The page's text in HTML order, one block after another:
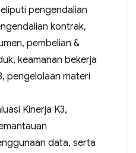
pengendalian
kontrak,
pembelian &
keamanan bekerja
pengelolaan materi
Kinerja K3,
data, serta